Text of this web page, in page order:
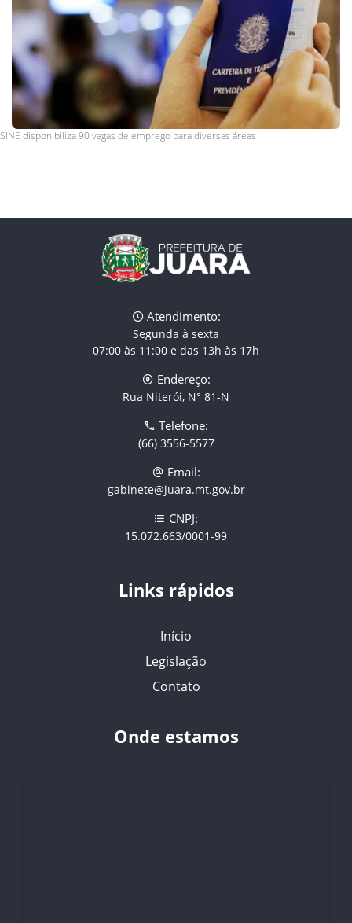
SINE disponibiliza 90 vagas de emprego para diversas áreas
Atendimento:
Segunda à sexta
07:00 às 11:00 e das 13h às 17h
Endereço:
Rua Niterói, N° 81-N
Telefone:
(66) 3556-5577
Email:
gabinete@juara.mt.gov.br
CNPJ:
15.072.663/0001-99
Links rápidos
Início
Legislação
Contato
Onde estamos